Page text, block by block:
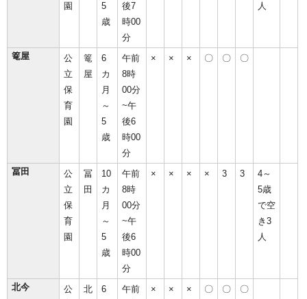
園
5
歳
後7
時00
分
人
篭屋
公
立
保
育
園
篭
屋
6
カ
月
～
5
歳
午前
8時
00分
~午
後6
時00
分
× × × 〇 〇 〇
冨田
公
立
保
育
園
冨
田
10
カ
月
～
5
歳
午前
8時
00分
~午
後6
時00
分
× × × × 3 3
4～
5歳
で空
き3
人
北今
公
北
6
午前
× × × 〇 〇 〇